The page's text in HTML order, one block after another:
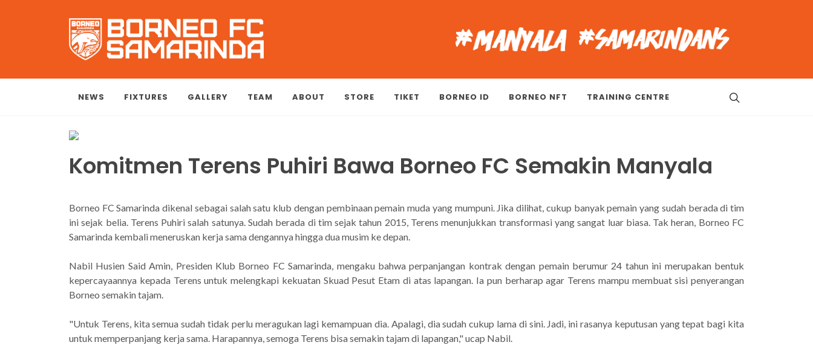
NEWS FIXTURES GALLERY TEAM ABOUT STORE TIKET BORNEO ID BORNEO NFT TRAINING CENTRE
Komitmen Terens Puhiri Bawa Borneo FC Semakin Manyala
Borneo FC Samarinda dikenal sebagai salah satu klub dengan pembinaan pemain muda yang mumpuni. Jika dilihat, cukup banyak pemain yang sudah berada di tim
ini sejak belia. Terens Puhiri salah satunya. Sudah berada di tim sejak tahun 2015, Terens menunjukkan transformasi yang sangat luar biasa. Tak heran, Borneo FC
Samarinda kembali meneruskan kerja sama dengannya hingga dua musim ke depan.
Nabil Husien Said Amin, Presiden Klub Borneo FC Samarinda, mengaku bahwa perpanjangan kontrak dengan pemain berumur 24 tahun ini merupakan bentuk
kepercayaannya kepada Terens untuk melengkapi kekuatan Skuad Pesut Etam di atas lapangan. Ia pun berharap agar Terens mampu membuat sisi penyerangan
Borneo semakin tajam.
"Untuk Terens, kita semua sudah tidak perlu meragukan lagi kemampuan dia. Apalagi, dia sudah cukup lama di sini. Jadi, ini rasanya keputusan yang tepat bagi kita
untuk memperpanjang kerja sama. Harapannya, semoga Terens bisa semakin tajam di lapangan," ucap Nabil.